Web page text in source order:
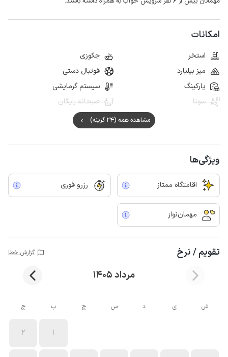
امکانات
استخر
جکوزی
میز بیلیارد
فوتبال دستی
پارکینگ
سیستم گرمایشی
سونا
صبحانه رایگان
مشاهده همه (24 گزینه)
ویژگی‌ها
اقامتگاه ممتاز رزرو فوری
مهمان‌نواز
تقویم / نرخ گزارش خطا
مرداد 1405
ش ی د س چ پ ج
1
2